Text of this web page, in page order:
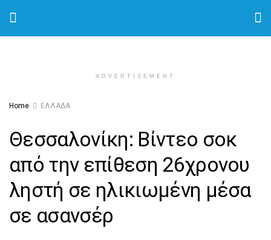
ADVERTISEMENT
Home ΕΛΛΑΔΑ
Θεσσαλονίκη: Βίντεο σοκ
από την επίθεση 26χρονου
ληστή σε ηλικιωμένη μέσα
σε ασανσέρ